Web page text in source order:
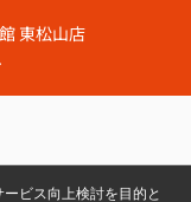
東松山店
ビス向上検討を目的と